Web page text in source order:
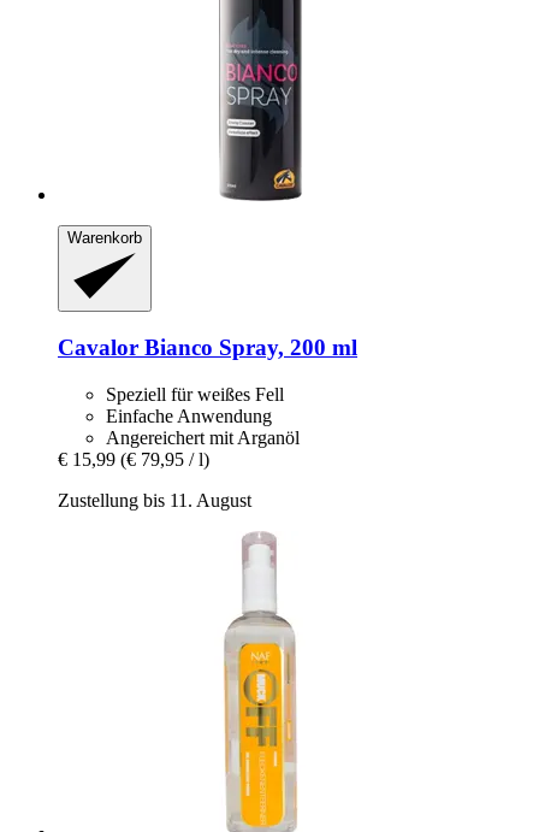
Warenkorb
Cavalor Bianco Spray, 200 ml
Speziell für weißes Fell
Einfache Anwendung
Angereichert mit Arganöl
€ 15,99 (€ 79,95 / l)
Zustellung bis 11. August